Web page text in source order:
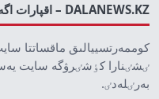
DALANEWS.KZ – اقپارات اگەنتتٸگٸ
كوممەرتسييالىق ماقساتتا
ٸشٸنارا كٶشٸرۋگە سايت
بەرٸلەدٸ.